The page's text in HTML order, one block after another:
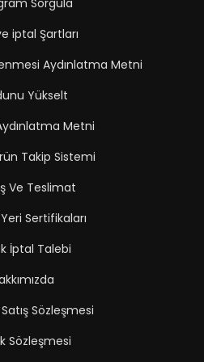
iptal Şartları
Aydınlatma Metni
Yükselt
Metni
Takip Sistemi
Ve Teslimat
Sertifikaları
İptal Talebi
Sözleşmesi
Sözleşmesi